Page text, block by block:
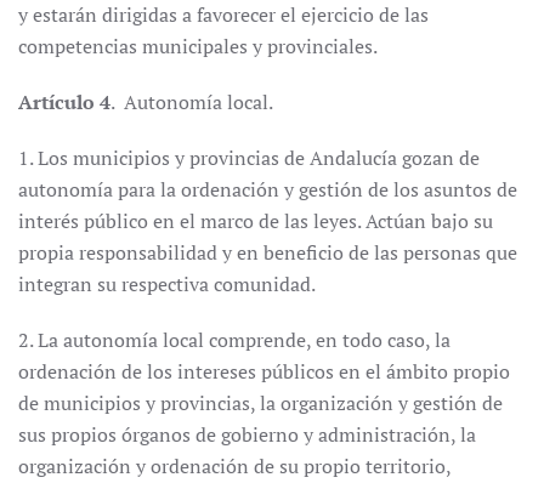
y estarán dirigidas a favorecer el ejercicio de las
competencias municipales y provinciales.
Artículo 4. Autonomía local.
1. Los municipios y provincias de Andalucía gozan de
autonomía para la ordenación y gestión de los asuntos de
interés público en el marco de las leyes. Actúan bajo su
propia responsabilidad y en beneficio de las personas que
integran su respectiva comunidad.
2. La autonomía local comprende, en todo caso, la
ordenación de los intereses públicos en el ámbito propio
de municipios y provincias, la organización y gestión de
sus propios órganos de gobierno y administración, la
organización y ordenación de su propio territorio,